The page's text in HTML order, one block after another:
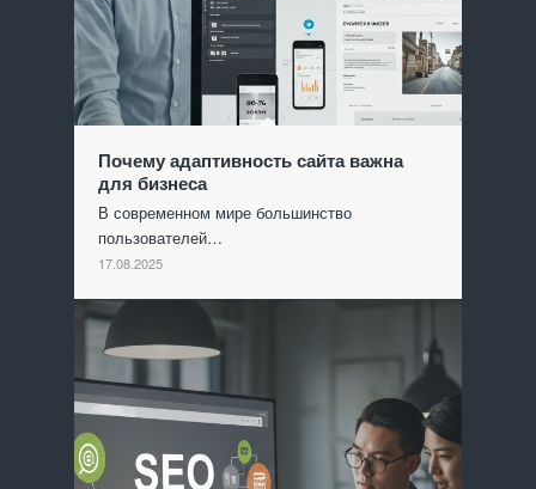
Почему адаптивность сайта важна
для бизнеса
В современном мире большинство
пользователей…
17.08.2025